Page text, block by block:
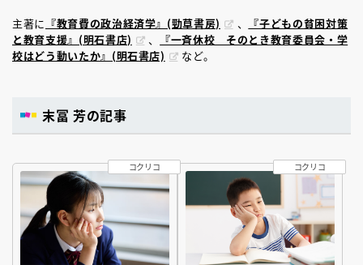
主著に 『教育費の政治経済学』(勁草書房) 、
『子どもの貧困対策
と教育支援』(明石書店)
、
『一斉休校 そのとき教育委員会・学
校はどう動いたか』(明石書店)
など。
末冨 芳の記事
コクリコ コクリコ